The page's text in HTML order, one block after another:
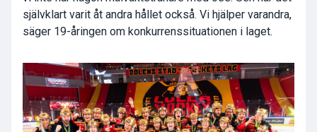
självklart varit åt andra hållet också. Vi hjälper varandra,
säger 19-åringen om konkurrenssituationen i laget.